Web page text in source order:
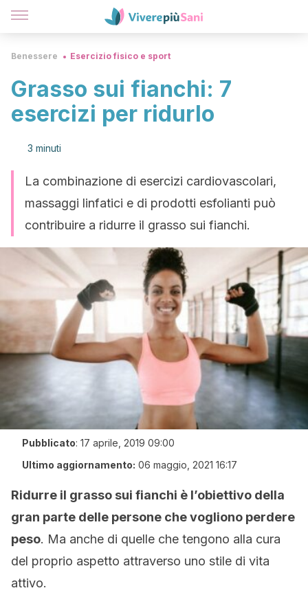
Benessere Esercizio fisico e sport
Grasso sui fianchi: 7
esercizi per ridurlo
3 minuti
La combinazione di esercizi cardiovascolari,
massaggi linfatici e di prodotti esfolianti può
contribuire a ridurre il grasso sui fianchi.
Pubblicato: 17 aprile, 2019 09:00
Ultimo aggiornamento: 06 maggio, 2021 16:17
Ridurre il grasso sui fianchi è l’obiettivo della
gran parte delle persone che vogliono perdere
peso. Ma anche di quelle che tengono alla cura
del proprio aspetto attraverso uno stile di vita
attivo.